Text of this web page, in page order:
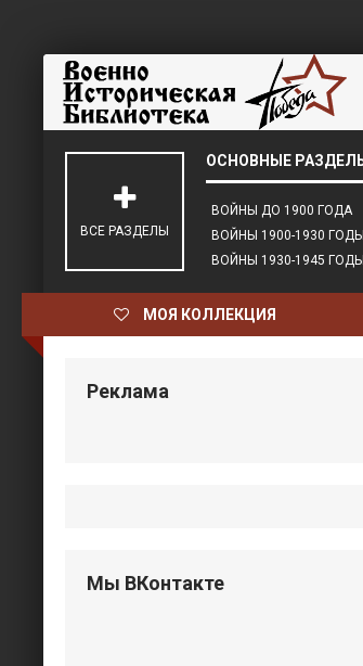
ВОЙНЫ ДО 1900 ГОДА
ВОЙНЫ 1900-1930 ГОДЫ
ВОЙНЫ 1930-1945 ГОДЫ
ВСЕ РАЗДЕЛЫ
МОЯ КОЛЛЕКЦИЯ
Реклама
Мы ВКонтакте